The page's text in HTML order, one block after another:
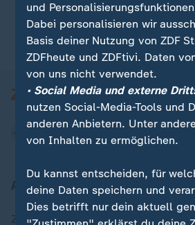
Aktuell bei ZDFheute
Zuletzt veröffentlicht
und
Dabei personalisieren wir
Basis deiner Nutzung von ZDF
ZDFheute und ZDFtivi. Daten
von uns nicht verwendet.
• Social Media und externe
nutzen Social-Media-Tools und
anderen Anbietern. Unter
von Inhalten zu ermöglichen.
Du kannst entscheiden, für
deine Daten speichern und
Dies betrifft nur dein aktuell